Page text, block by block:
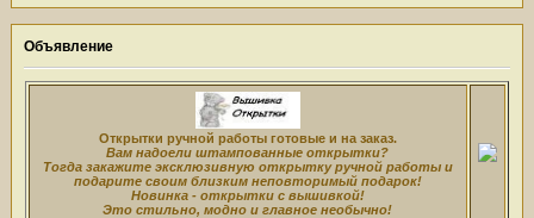
Объявление
Открытки ручной работы готовые и на заказ.
Вам надоели штампованные открытки?
Тогда закажите эксклюзивную открытку ручной работы и
подарите своим близким неповторимый подарок!
Новинка - открытки с вышивкой!
Это стильно, модно и главное необычно!